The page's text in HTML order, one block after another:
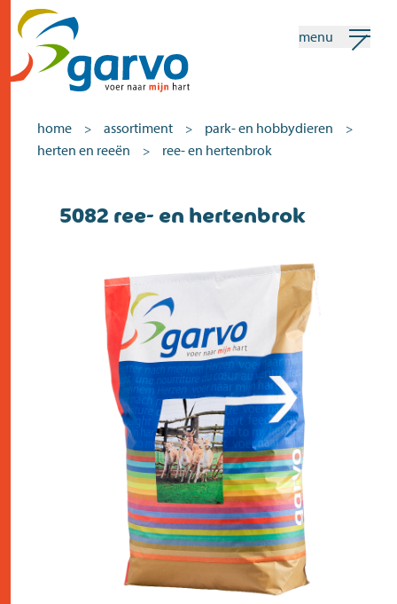
home
assortiment
winkels
nieuws
contact
menu
home > assortiment > park- en hobbydieren >
herten en reeën > ree- en hertenbrok
5082 ree- en hertenbrok